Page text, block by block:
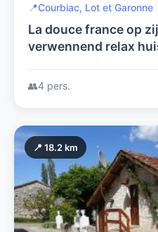
📍Courbiac, Lot et Garonne
La douce france op
verwennend relax
👥4 pers.
📍 18.2 km